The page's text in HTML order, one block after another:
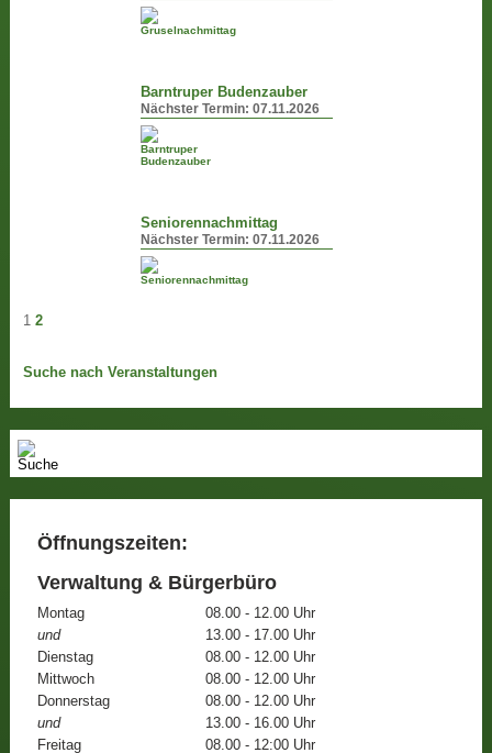
Barntruper Budenzauber
Nächster Termin:07.11.2026
Seniorennachmittag
Nächster Termin:07.11.2026
1 2
Suche nach Veranstaltungen
Öffnungszeiten:
Verwaltung & Bürgerbüro
Montag
08.00 - 12.00 Uhr
und
13.00 - 17.00 Uhr
Dienstag
08.00 - 12.00 Uhr
Mittwoch
08.00 - 12.00 Uhr
Donnerstag
08.00 - 12.00 Uhr
und
13.00 - 16.00 Uhr
Freitag
08.00 - 12:00 Uhr